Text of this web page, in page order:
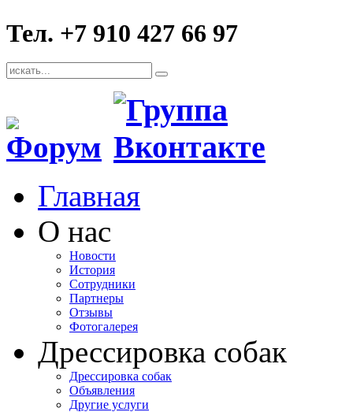
Тел. +7 910 427 66 97
Главная
О нас
Новости
История
Сотрудники
Партнеры
Отзывы
Фотогалерея
Дрессировка собак
Дрессировка собак
Объявления
Другие услуги